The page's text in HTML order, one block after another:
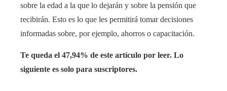
sobre la edad a la que lo dejarán y sobre la pensión que
recibirán. Esto es lo que les permitirá tomar decisiones
informadas sobre, por ejemplo, ahorros o capacitación.
Te queda el 47,94% de este artículo por leer. Lo
siguiente es solo para suscriptores.